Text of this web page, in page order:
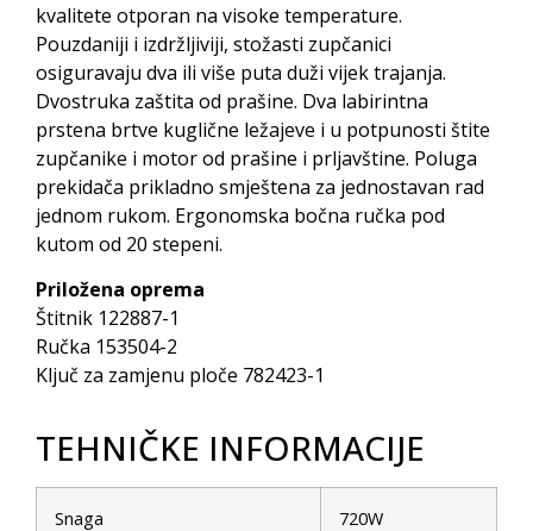
kvalitete otporan na visoke temperature.
Pouzdaniji i izdržljiviji, stožasti zupčanici
osiguravaju dva ili više puta duži vijek trajanja.
Dvostruka zaštita od prašine. Dva labirintna
prstena brtve kuglične ležajeve i u potpunosti štite
zupčanike i motor od prašine i prljavštine. Poluga
prekidača prikladno smještena za jednostavan rad
jednom rukom. Ergonomska bočna ručka pod
kutom od 20 stepeni.
Priložena oprema
Štitnik 122887-1
Ručka 153504-2
Ključ za zamjenu ploče 782423-1
TEHNIČKE INFORMACIJE
Snaga 720W